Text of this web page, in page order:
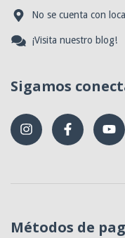
No se cuenta con
¡Visita nuestro blog!
Sigamos
Métodos de